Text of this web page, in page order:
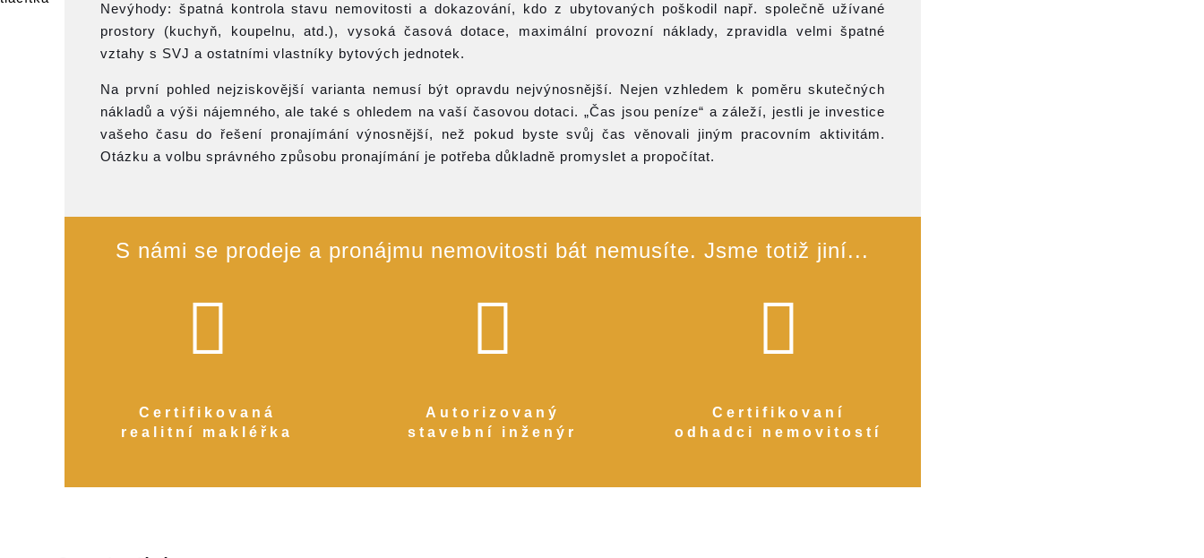
Nevýhody: špatná kontrola stavu nemovitosti a dokazování, kdo z ubytovaných poškodil např. společně užívané
prostory (kuchyň, koupelnu, atd.), vysoká časová dotace, maximální provozní náklady, zpravidla velmi špatné
vztahy s SVJ a ostatními vlastníky bytových jednotek.
Na první pohled nejziskovější varianta nemusí být opravdu nejvýnosnější. Nejen vzhledem k poměru skutečných
nákladů a výši nájemného, ale také s ohledem na vaší časovou dotaci. „Čas jsou peníze“ a záleží, jestli je investice
vašeho času do řešení pronajímání výnosnější, než pokud byste svůj čas věnovali jiným pracovním aktivitám.
Otázku a volbu správného způsobu pronajímání je potřeba důkladně promyslet a propočítat.
S námi se prodeje a pronájmu nemovitosti bát nemusíte. Jsme totiž jiní...
Certifikovaná
realitní makléřka
Autorizovaný
stavební inženýr
Certifikovaní
odhadci nemovitostí